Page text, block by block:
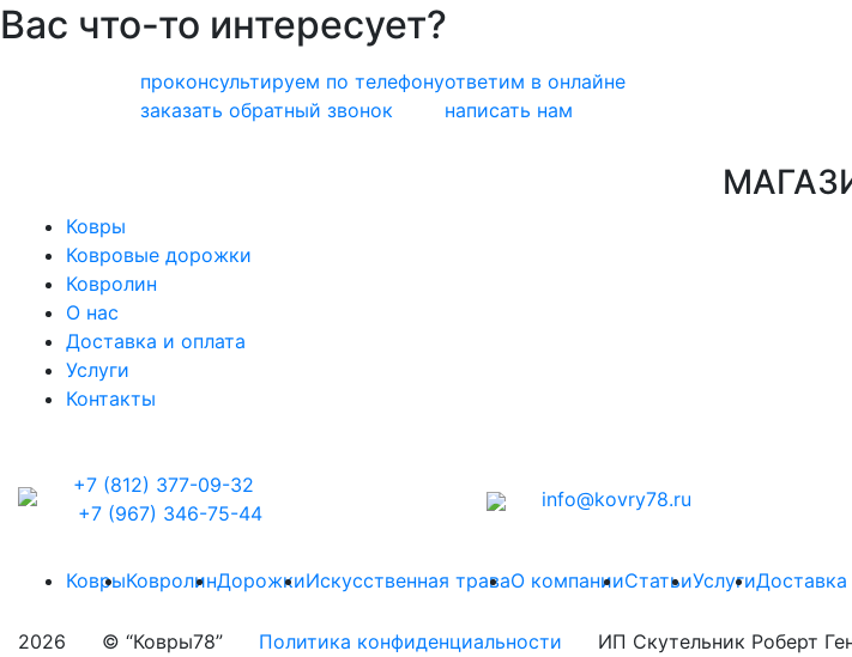
Вас что-то интересует?
проконсультируем по телефону
заказать обратный звонок
ответим в онлайне
написать нам
Ковры
Ковровые дорожки
Ковролин
О нас
Доставка и оплата
Услуги
Контакты
+7 (812) 377-09-32
+7 (967) 346-75-44
info@kovry78.ru
КоврыКовролинДорожкиИскусственная траваО компанииСтатьиУслугиДоставка
2026 © “Ковры78” Политика конфиденциальности ИП Скутельник Роберт